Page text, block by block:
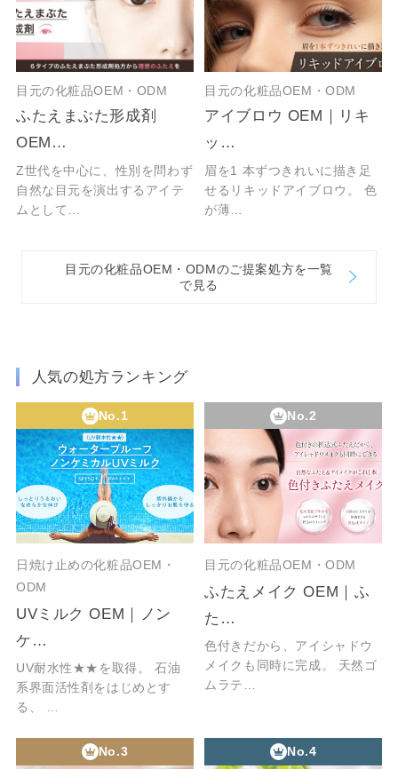
目元の化粧品OEM・ODM
ふたえまぶた形成剤
OEM…
Z世代を中心に、性別を問わず
自然な目元を演出するアイテ
ムとして…
目元の化粧品OEM・ODM
アイブロウ OEM｜リキ
ッ…
眉を1 本ずつきれいに描き足
せるリキッドアイブロウ。 色
が薄…
目元の化粧品OEM・ODMのご提案処方を一覧
で見る
人気の処方ランキング
No.1
日焼け止めの化粧品OEM・
ODM
UVミルク OEM｜ノン
ケ…
UV耐水性★★を取得。 石油
系界面活性剤をはじめとす
る、 …
No.2
目元の化粧品OEM・ODM
ふたえメイク OEM｜ふ
た…
色付きだから、アイシャドウ
メイクも同時に完成。 天然ゴ
ムラテ…
No.3 No.4